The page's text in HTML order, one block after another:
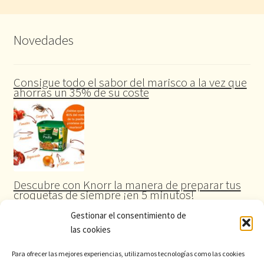
Gestionar el consentimiento de
las cookies
Para ofrecer las mejores experiencias, utilizamos tecnologías como las cookies
Novedades
Consigue todo el sabor del marisco a la vez que
ahorras un 35% de su coste
Descubre con Knorr la manera de preparar tus
croquetas de siempre ¡en 5 minutos!